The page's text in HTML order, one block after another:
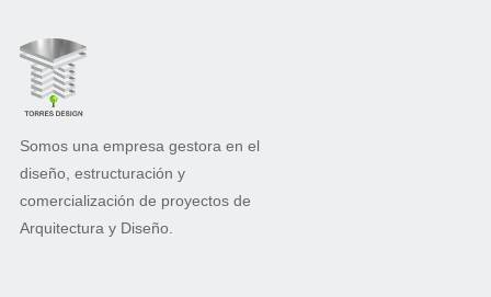
Somos una empresa gestora en el
diseño, estructuración y
comercialización de proyectos de
Arquitectura y Diseño.